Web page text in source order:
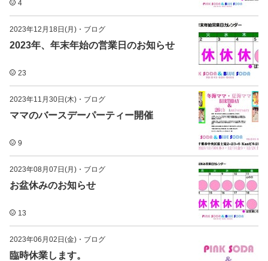
4
2023年12月18日(月) ・ ブログ
2023年、年末年始の営業日のお知らせ
23
2023年11月30日(木) ・ ブログ
ママのバースデーパーティー開催
9
2023年08月07日(月) ・ ブログ
お盆休みのお知らせ
13
2023年06月02日(金) ・ ブログ
臨時休業します。